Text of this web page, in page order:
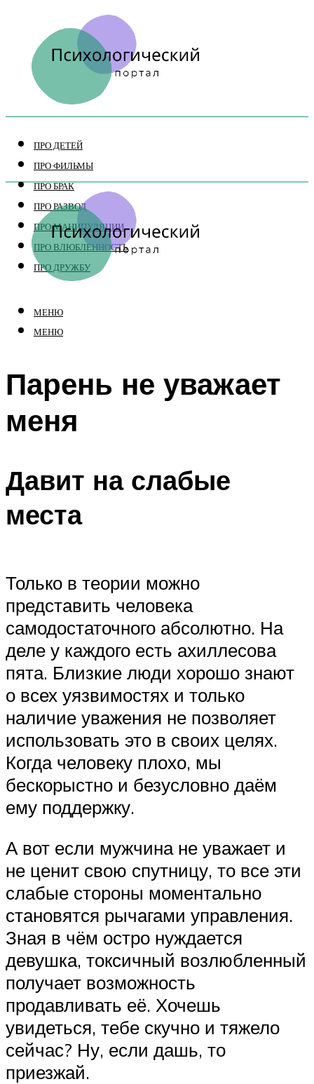
ПРО ДЕТЕЙ
ПРО ФИЛЬМЫ
ПРО БРАК
ПРО РАЗВОД
ПРО МАНИПУЛЯЦИИ
ПРО ВЛЮБЛЕННОСТЬ
ПРО ДРУЖБУ
МЕНЮ
МЕНЮ
Парень не уважает
меня
Давит на слабые
места
Только в теории можно
представить человека
самодостаточного абсолютно. На
деле у каждого есть ахиллесова
пята. Близкие люди хорошо знают
о всех уязвимостях и только
наличие уважения не позволяет
использовать это в своих целях.
Когда человеку плохо, мы
бескорыстно и безусловно даём
ему поддержку.
А вот если мужчина не уважает и
не ценит свою спутницу, то все эти
слабые стороны моментально
становятся рычагами управления.
Зная в чём остро нуждается
девушка, токсичный возлюбленный
получает возможность
продавливать её. Хочешь
увидеться, тебе скучно и тяжело
сейчас? Ну, если дашь, то
приезжай.